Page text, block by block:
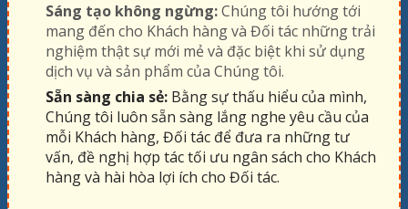
Sáng tạo không ngừng:Chúng tôi hướng tới
mang đến cho Khách hàng và Đối tác những trải
nghiệm thật sự mới mẻ và đặc biệt khi sử dụng
dịch vụ và sản phẩm của Chúng tôi.
Sẵn sàng chia sẻ: Bằng sự thấu hiểu của mình,
Chúng tôi luôn sẵn sàng lắng nghe yêu cầu của
mỗi Khách hàng, Đối tác để đưa ra những tư
vấn, đề nghị hợp tác tối ưu ngân sách cho Khách
hàng và hài hòa lợi ích cho Đối tác.